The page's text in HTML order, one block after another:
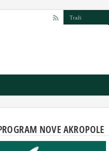
NOVE AKROPOLE